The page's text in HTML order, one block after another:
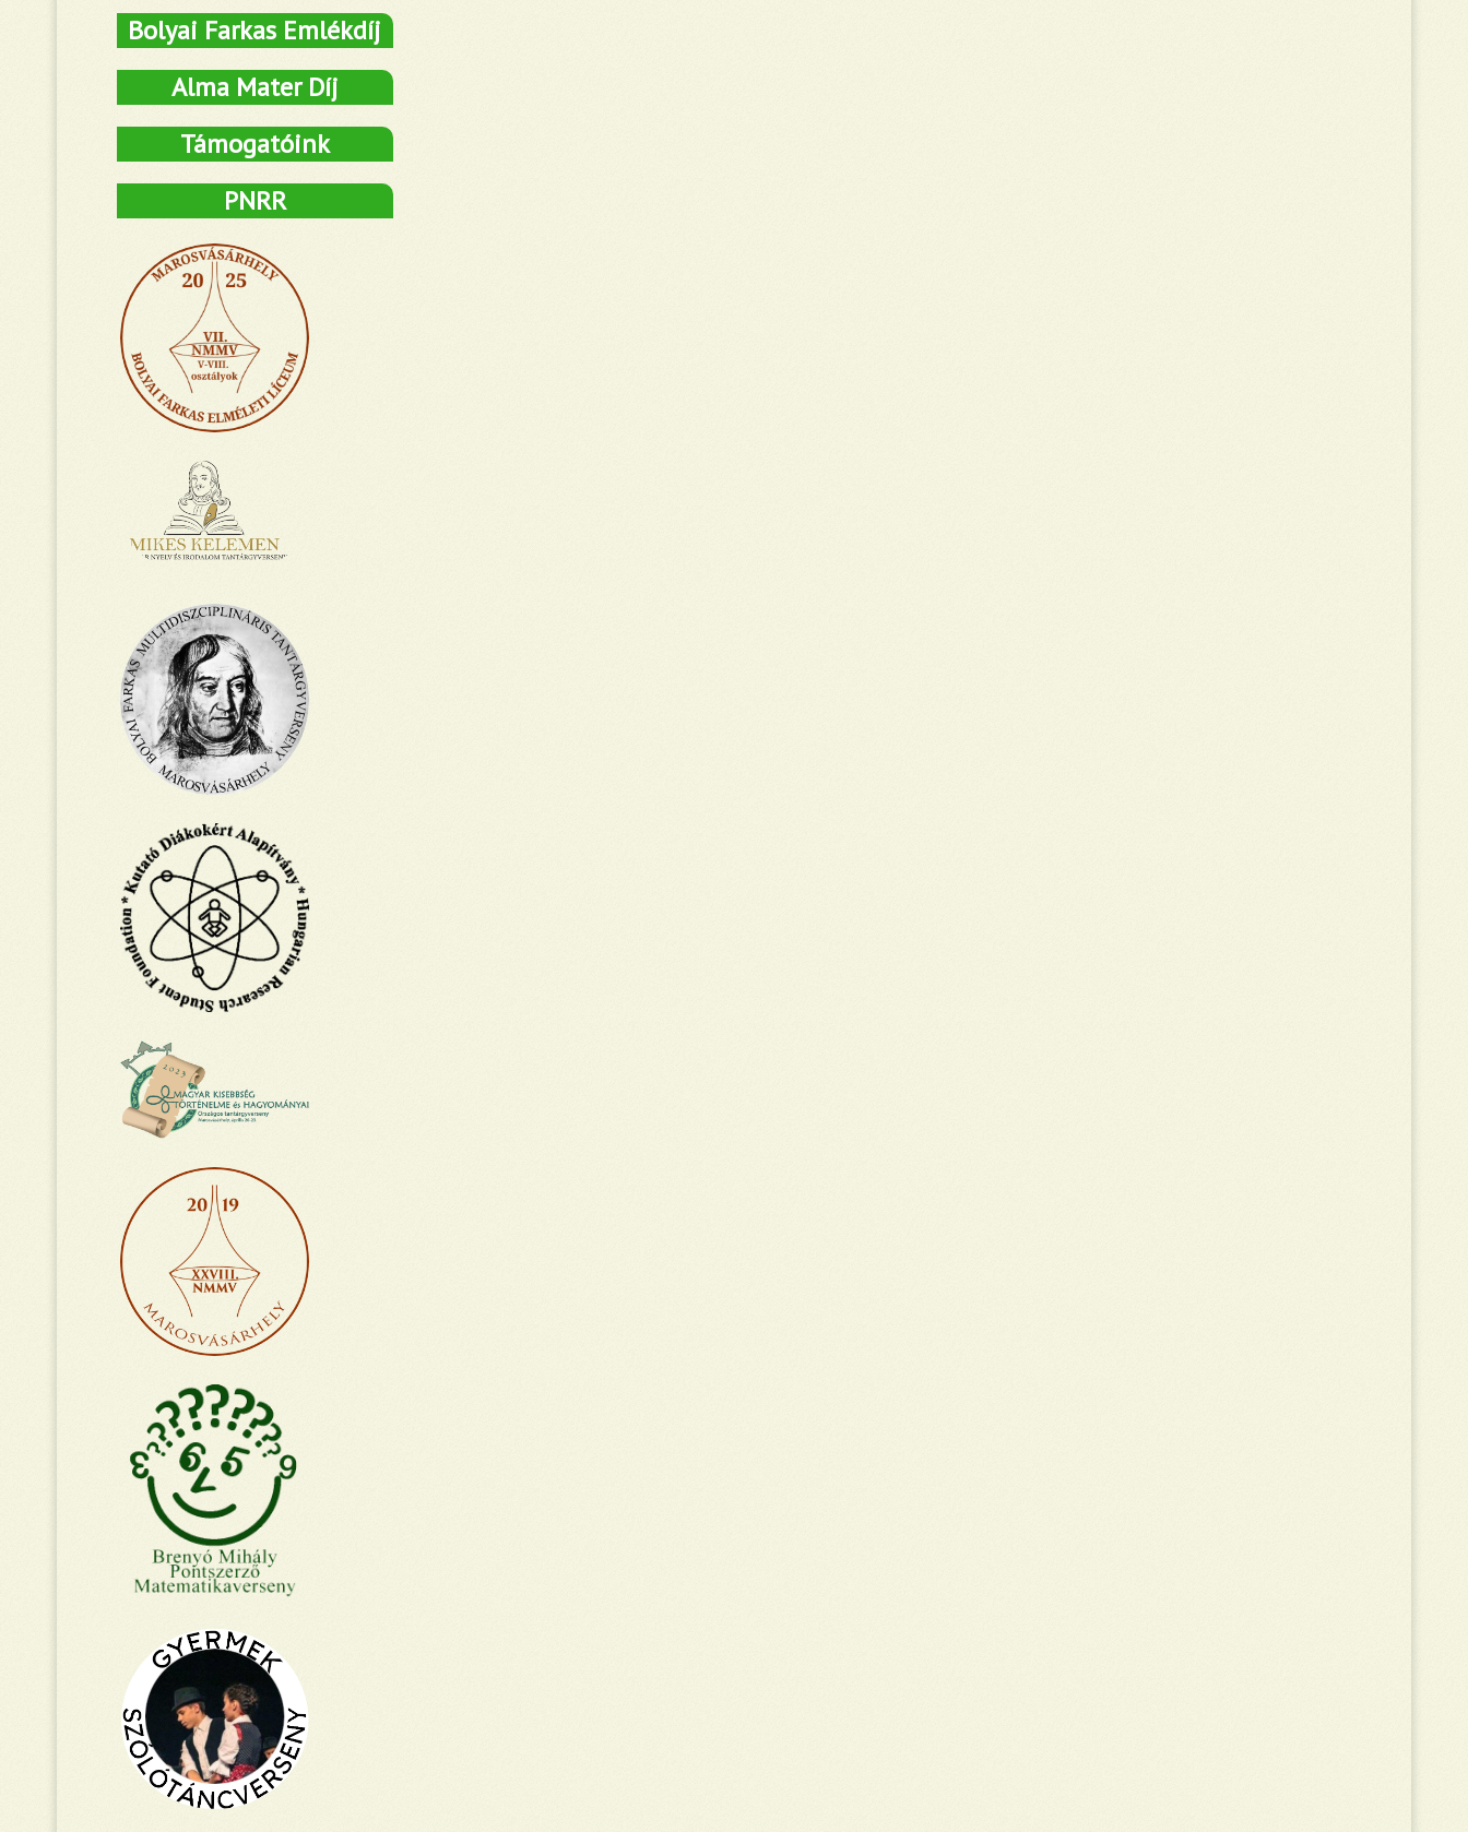
Bolyai Farkas Emlékdíj
Alma Mater Díj
Támogatóink
PNRR